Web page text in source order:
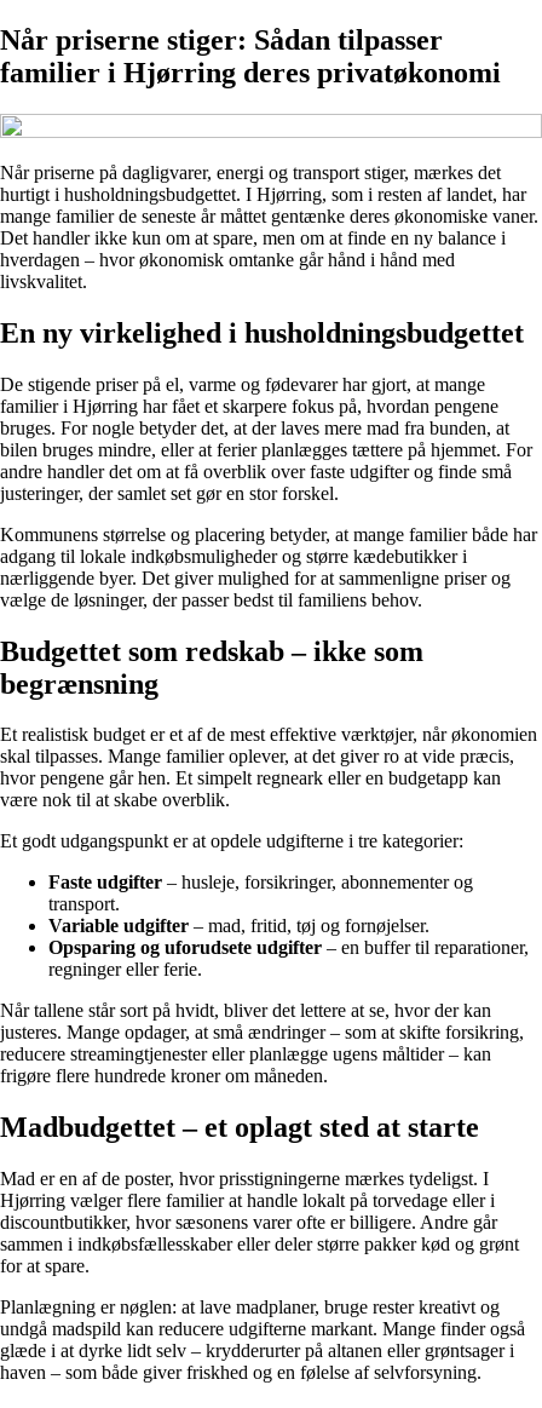
Når priserne stiger: Sådan tilpasser
familier i Hjørring deres privatøkonomi
Når priserne på dagligvarer, energi og transport stiger, mærkes det
hurtigt i husholdningsbudgettet. I Hjørring, som i resten af landet, har
mange familier de seneste år måttet gentænke deres økonomiske vaner.
Det handler ikke kun om at spare, men om at finde en ny balance i
hverdagen – hvor økonomisk omtanke går hånd i hånd med
livskvalitet.
En ny virkelighed i husholdningsbudgettet
De stigende priser på el, varme og fødevarer har gjort, at mange
familier i Hjørring har fået et skarpere fokus på, hvordan pengene
bruges. For nogle betyder det, at der laves mere mad fra bunden, at
bilen bruges mindre, eller at ferier planlægges tættere på hjemmet. For
andre handler det om at få overblik over faste udgifter og finde små
justeringer, der samlet set gør en stor forskel.
Kommunens størrelse og placering betyder, at mange familier både har
adgang til lokale indkøbsmuligheder og større kædebutikker i
nærliggende byer. Det giver mulighed for at sammenligne priser og
vælge de løsninger, der passer bedst til familiens behov.
Budgettet som redskab – ikke som
begrænsning
Et realistisk budget er et af de mest effektive værktøjer, når økonomien
skal tilpasses. Mange familier oplever, at det giver ro at vide præcis,
hvor pengene går hen. Et simpelt regneark eller en budgetapp kan
være nok til at skabe overblik.
Et godt udgangspunkt er at opdele udgifterne i tre kategorier:
Faste udgifter – husleje, forsikringer, abonnementer og
transport.
Variable udgifter – mad, fritid, tøj og fornøjelser.
Opsparing og uforudsete udgifter – en buffer til reparationer,
regninger eller ferie.
Når tallene står sort på hvidt, bliver det lettere at se, hvor der kan
justeres. Mange opdager, at små ændringer – som at skifte forsikring,
reducere streamingtjenester eller planlægge ugens måltider – kan
frigøre flere hundrede kroner om måneden.
Madbudgettet – et oplagt sted at starte
Mad er en af de poster, hvor prisstigningerne mærkes tydeligst. I
Hjørring vælger flere familier at handle lokalt på torvedage eller i
discountbutikker, hvor sæsonens varer ofte er billigere. Andre går
sammen i indkøbsfællesskaber eller deler større pakker kød og grønt
for at spare.
Planlægning er nøglen: at lave madplaner, bruge rester kreativt og
undgå madspild kan reducere udgifterne markant. Mange finder også
glæde i at dyrke lidt selv – krydderurter på altanen eller grøntsager i
haven – som både giver friskhed og en følelse af selvforsyning.